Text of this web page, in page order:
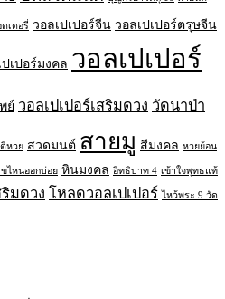
ตเตอรี่ วอลเปเปอร์จีน วอลเปเปอร์ตรุษจีน
ปเปอร์มงคล วอลเปเปอร์
ย์ วอลเปเปอร์เสริมดวง วัดนาป่า
หวย สวดมนต์ สายมู สีมงคล หวยย้อน
ขไหนออกบ่อย หินมงคล อิทธิบาท 4 เข้าใจพุทธแท้
ริมดวง โหลดวอลเปเปอร์ ไหว้พระ 9 วัด